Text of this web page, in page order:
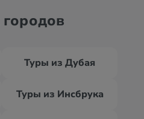
Туры из Дубая
Туры из Инсбрука